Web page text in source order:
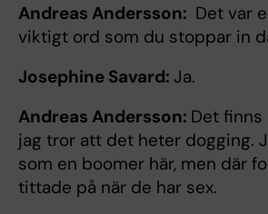
Andreas Andersson: Det var
viktigt ord som du stoppar in
Josephine Savard: Ja.
Andreas Andersson: Det
jag tror att det heter dogging.
som en boomer här, men där
tittade på när de har sex.